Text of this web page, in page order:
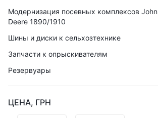
Модернизация посевных комплексов John
Deere 1890/1910
Шины и диски к сельхозтехнике
Запчасти к опрыскивателям
Резервуары
ЦЕНА, ГРН